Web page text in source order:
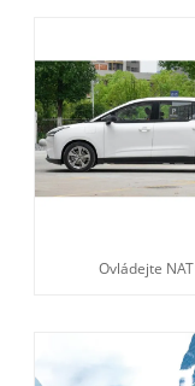
Ovládejte NAT